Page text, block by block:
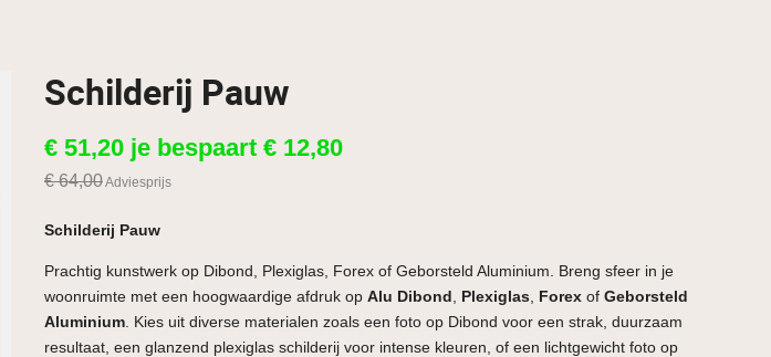
Schilderij Pauw
€ 51,20 je bespaart € 12,80
€64,00Adviesprijs
Schilderij Pauw
Prachtig kunstwerk op Dibond, Plexiglas, Forex of Geborsteld Aluminium. Breng sfeer in je
woonruimte met een hoogwaardige afdruk op Alu Dibond Plexiglas Forex of Geborsteld
Aluminium . Kies uit diverse materialen zoals een foto op Dibond voor een strak, duurzaam
resultaat, een glanzend plexiglas schilderij voor intense kleuren, of een lichtgewicht foto op